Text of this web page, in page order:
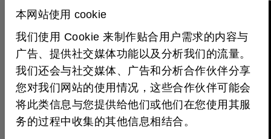
本网站使用 cookie
我们使用 Cookie 来制作贴合用户需求的内容与
广告、提供社交媒体功能以及分析我们的流量。
我们还会与社交媒体、广告和分析合作伙伴分享
您对我们网站的使用情况，这些合作伙伴可能会
将此类信息与您提供给他们或他们在您使用其服
务的过程中收集的其他信息相结合。
Please note: Once you watch the video, data will
be transmitted to Polyv. For more information, see
Google Privacy.
激活视频